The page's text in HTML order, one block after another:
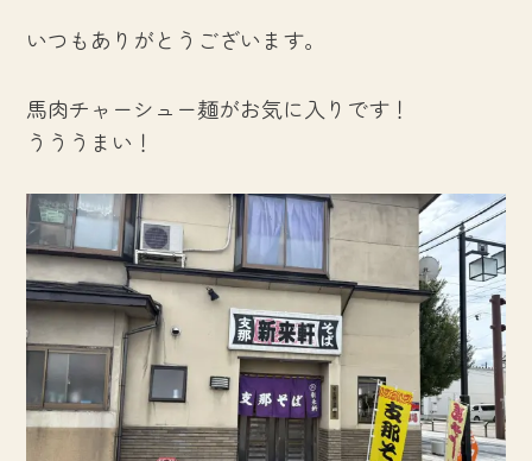
いつもありがとうございます。
馬肉チャーシュー麺がお気に入りです！
うううまい！